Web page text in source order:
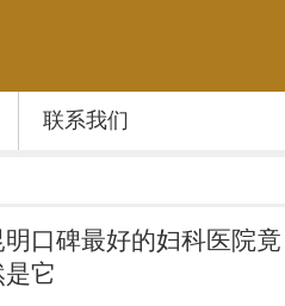
联系我们
口碑最好的妇科医院竟
是它